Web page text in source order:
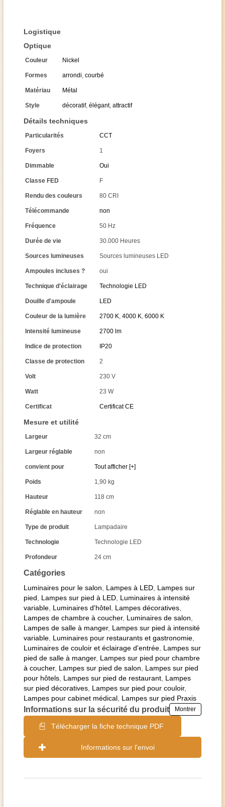
Catégories
Luminaires pour le salon Lampes à LED Lampes sur
pied
Lampes sur pied à LED Luminaires à intensité
variable Luminaires d'hôtel Lampes décoratives
Lampes de chambre à coucher, Luminaires de salon
Lampes de salle à manger, Lampes sur pied à intensité
variable Luminaires pour restaurants et gastronomie
Luminaires de couloir et éclairage d'entrée Lampes sur
pied de salle à manger, Lampes sur pied pour chambre
à coucher, Lampes sur pied de salon
Lampes sur pied
pour hôtels Lampes sur pied de restaurant Lampes
sur pied décoratives Lampes sur pied pour couloir,
Lampes pour cabinet médical Lampes sur pied Praxis
Informations sur la sécurité du produit Montrer
Télécharger la fiche technique PDF
Informations sur l'envoi
Logistique
Optique
Couleur Nickel
Formes arrondi, courbé
Matériau Métal
Style décoratif, élégant, attractif
Détails techniques
Particularités CCT
Foyers 1
Dimmable Oui
Classe FED F
Rendu des couleurs 80 CRI
Télécommande non
Fréquence 50 Hz
Durée de vie 30.000 Heures
Sources lumineuses Sources lumineuses LED
Ampoules incluses ? oui
Technique d'éclairage Technologie LED
Douille d'ampoule LED
Couleur de la lumière 2700 K, 4000 K, 6000 K
Intensité lumineuse 2700 lm
Indice de protection IP20
Classe de protection 2
Volt 230 V
Watt 23 W
Certificat Certificat CE
Mesure et utilité
Largeur 32 cm
Largeur réglable non
convient pour Tout afficher [+]
Poids 1,90 kg
Hauteur 118 cm
Réglable en hauteur non
Type de produit Lampadaire
Technologie Technologie LED
Profondeur 24 cm